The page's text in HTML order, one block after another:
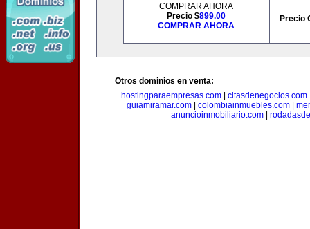
COMPRAR AHORA
Precio $899.00
COMPRAR AHORA
Precio
Otros dominios en venta:
hostingparaempresas.com| citasdenegocios.com
guiamiramar.com| colombiainmuebles.com|
anuncioinmobiliario.com